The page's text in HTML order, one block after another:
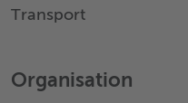
Transport
Organisation